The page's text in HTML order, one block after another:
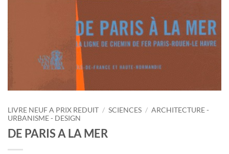
LIVRE NEUF A PRIX REDUIT / SCIENCES / ARCHITECTURE -
URBANISME - DESIGN
DE PARIS A LA MER